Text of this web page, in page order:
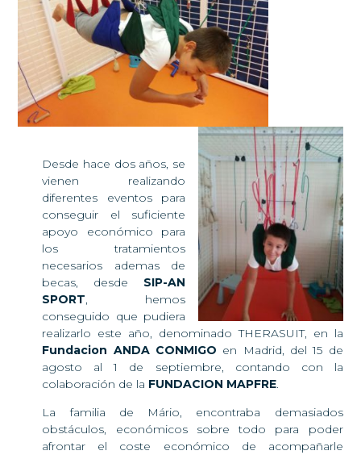
Desde hace dos años, se
vienen realizando
diferentes eventos para
conseguir el suficiente
apoyo económico para
los tratamientos
necesarios ademas de
becas, desde SIP-AN
SPORT, hemos
conseguido que pudiera
realizarlo este año, denominado THERASUIT, en la
Fundacion ANDA CONMIGO en Madrid, del 15 de
agosto al 1 de septiembre, contando con la
colaboración de la FUNDACION MAPFRE.
La familia de Mário, encontraba demasiados
obstáculos, económicos sobre todo para poder
afrontar el coste económico de acompañarle